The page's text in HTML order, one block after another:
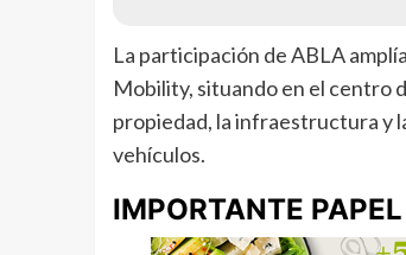
La participación de ABLA
Mobility, situando en el centro
propiedad, la infraestructura y
vehículos.
IMPORTANTE